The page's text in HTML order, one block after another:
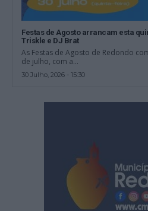
Festas de Agosto arrancam esta
Triskle e DJ Brat
As Festas de Agosto de Redondo
de julho, com a...
30 Julho, 2026 - 15:30